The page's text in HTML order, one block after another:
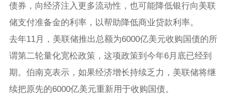
债券，向经济注入更多流动性，也可能降低银行向美联
储支付准备金的利率，以帮助降低商业贷款利率。
去年11月，美联储推出总额为6000亿美元收购国债的所
谓第二轮量化宽松政策，这项政策到今年6月底已经到
期。伯南克表示，如果经济增长持续乏力，美联储将继
续把原先的6000亿美元重新用于收购国债。